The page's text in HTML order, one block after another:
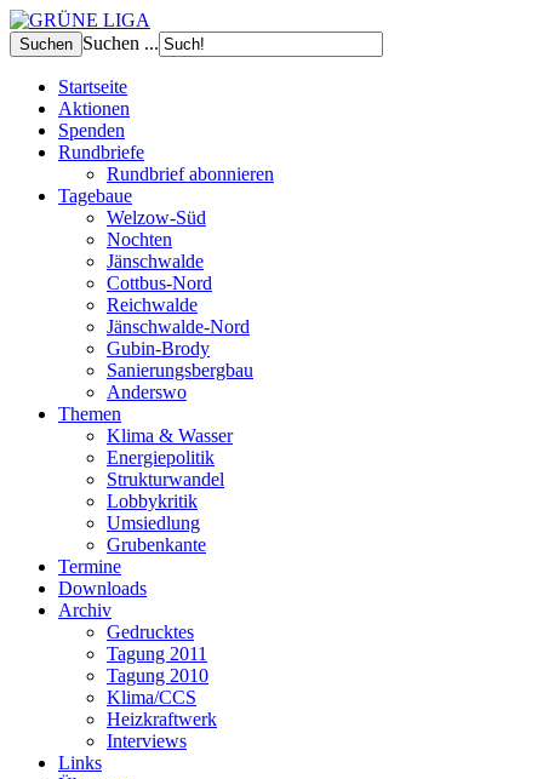
Suchen ...
Startseite
Aktionen
Spenden
Rundbriefe
Rundbrief abonnieren
Tagebaue
Welzow-Süd
Nochten
Jänschwalde
Cottbus-Nord
Reichwalde
Jänschwalde-Nord
Gubin-Brody
Sanierungsbergbau
Anderswo
Themen
Klima & Wasser
Energiepolitik
Strukturwandel
Lobbykritik
Umsiedlung
Grubenkante
Termine
Downloads
Archiv
Gedrucktes
Tagung 2011
Tagung 2010
Klima/CCS
Heizkraftwerk
Interviews
Links